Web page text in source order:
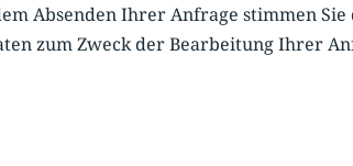
Absenden Ihrer Anfrage stimmen
zum Zweck der Bearbeitung Ihrer